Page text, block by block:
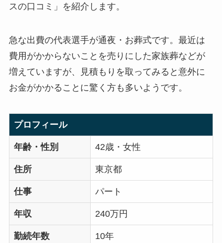
スの口コミ」を紹介します。
急な出費の代表選手が通夜・お葬式です。最近は
費用がかからないことを売りにした家族葬などが
増えていますが、見積もりを取ってみると意外に
お金がかかることに驚く方も多いようです。
プロフィール
年齢・性別 42歳・女性
住所 東京都
仕事 パート
年収 240万円
勤続年数 10年